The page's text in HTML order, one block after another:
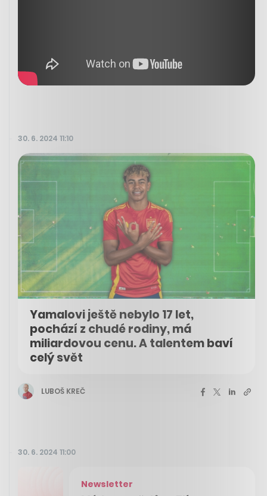
30. 6. 2024 11:10
Yamalovi ještě nebylo 17 let,
pochází z chudé rodiny, má
miliardovou cenu. A talentem baví
celý svět
LUBOŠ KREČ
30. 6. 2024 11:00
Newsletter